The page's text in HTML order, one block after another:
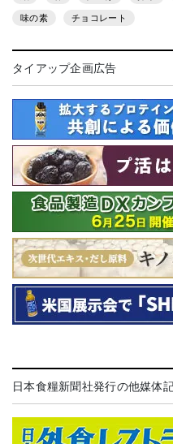
味の素 チョコレート
タイアップ企画広告
日本食糧新聞社発行の他媒体